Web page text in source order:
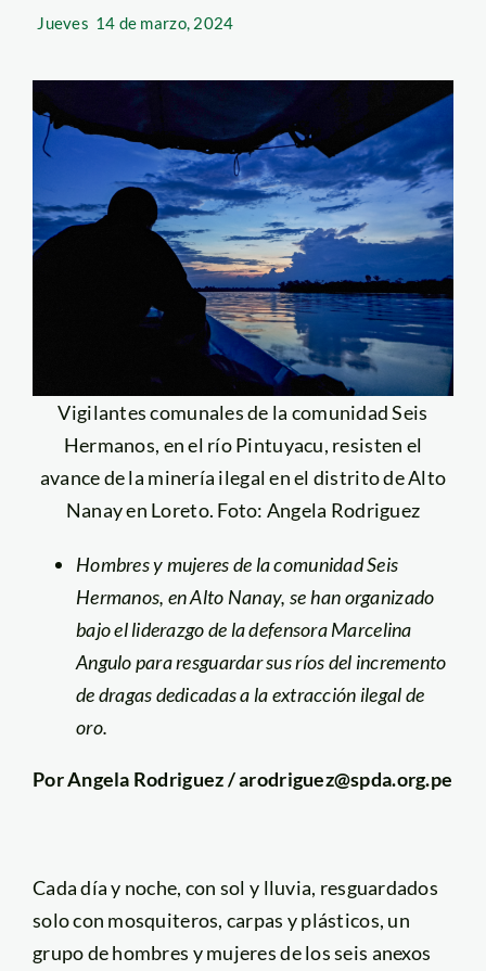
Jueves 14 de marzo, 2024
Vigilantes comunales de la comunidad Seis
Hermanos, en el río Pintuyacu, resisten el
avance de la minería ilegal en el distrito de Alto
Nanay en Loreto. Foto: Angela Rodriguez
Hombres y mujeres de la comunidad Seis
Hermanos, en Alto Nanay, se han organizado
bajo el liderazgo de la defensora Marcelina
Angulo para resguardar sus ríos del incremento
de dragas dedicadas a la extracción ilegal de
oro.
Por Angela Rodriguez / arodriguez@spda.org.pe
Cada día y noche, con sol y lluvia, resguardados
solo con mosquiteros, carpas y plásticos, un
grupo de hombres y mujeres de los seis anexos